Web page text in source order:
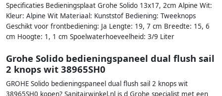
Specificaties Bedieningsplaat Grohe Solido 13x17, 2cm Alpine Wit:
Kleur: Alpine Wit Materiaal: Kunststof Bediening: Tweeknops
Geschikt voor frontbediening: Ja Lengte: 19, 7 cm Breedte: 15, 6
cm Hoogte: 1, 1 cm Spoelwaterhoeveelheid: 3/9 Liter
Grohe Solido bedieningspaneel dual flush sail
2 knops wit 38965SH0
GROHE Solido bedieningspaneel dual flush sail 2 knops wit
38965SH0 kopen? Sanitairwinkel.nl is d Grohe specialist met een